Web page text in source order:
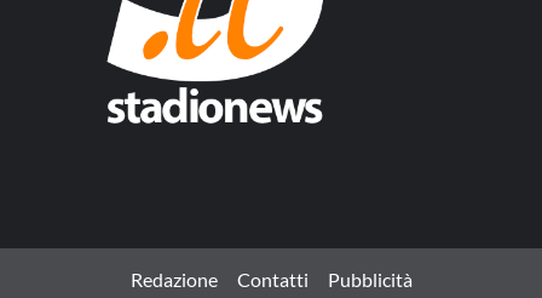
Redazione Contatti Pubblicità